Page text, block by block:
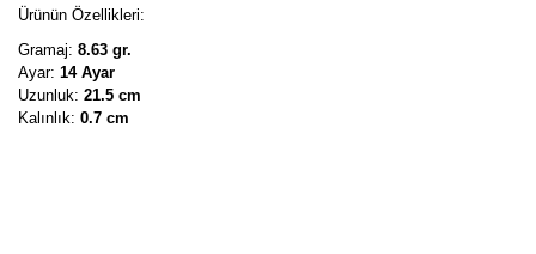
Ürünün Özellikleri:
Gramaj: 8.63 gr.
Ayar: 14 Ayar
Uzunluk: 21.5 cm
Kalınlık: 0.7 cm